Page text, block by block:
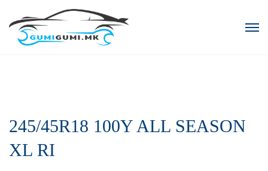
245/45R18 100Y ALL SEASON
XL RI